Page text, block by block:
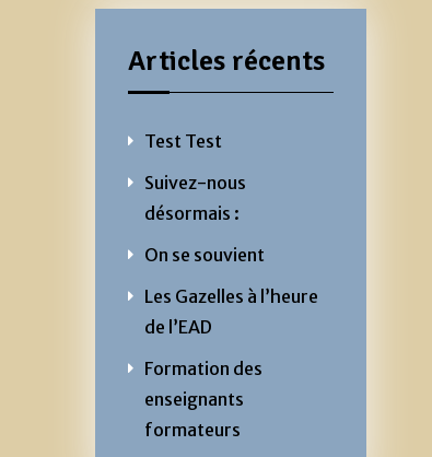
Articles récents
Test Test
Suivez-nous
désormais :
On se souvient
Les Gazelles à l’heure
de l’EAD
Formation des
enseignants
formateurs